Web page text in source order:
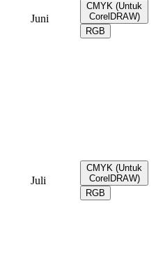
Juni
CMYK (Untuk
CorelDRAW)
RGB
Juli
CMYK (Untuk
CorelDRAW)
RGB